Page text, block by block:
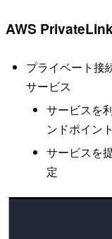
AWS
プライベート接
サービス
サービスを
ンドポイン
サービスを
定